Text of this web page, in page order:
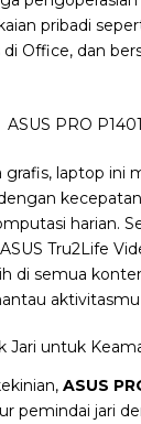
pribadi
Office, dan
grafis, laptop ini
harian.
Tru2Life
di semua
aktivitasmu
Jari untuk
ASUS
pemindai jari